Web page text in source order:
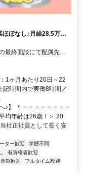
ほぼなし♪月給28.5万円
★20代・30代の若手メ
して働ける好環境◎
最終面談にて配属先を
1ヶ月あたり20日～22
記時間内で実働8時間／
♪】 ＊＝＝＝＝＝＝＝＝
均年齢は26歳！＞ 20
社正社員として長く安
ター歓迎
学歴不問
有資格者歓迎
長期歓迎
フルタイム歓迎